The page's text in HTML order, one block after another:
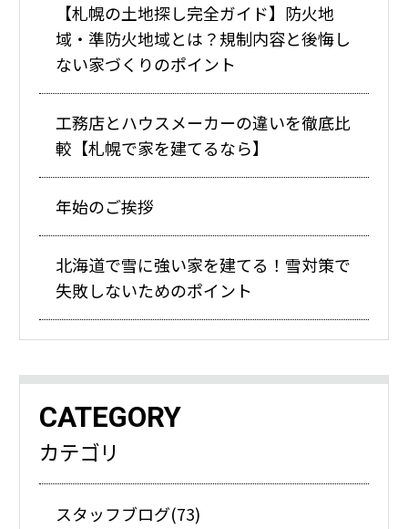
【札幌の土地探し完全ガイド】防火地
域・準防火地域とは？規制内容と後悔し
ない家づくりのポイント
工務店とハウスメーカーの違いを徹底比
較【札幌で家を建てるなら】
年始のご挨拶
北海道で雪に強い家を建てる！雪対策で
失敗しないためのポイント
CATEGORY
カテゴリ
スタッフブログ(73)